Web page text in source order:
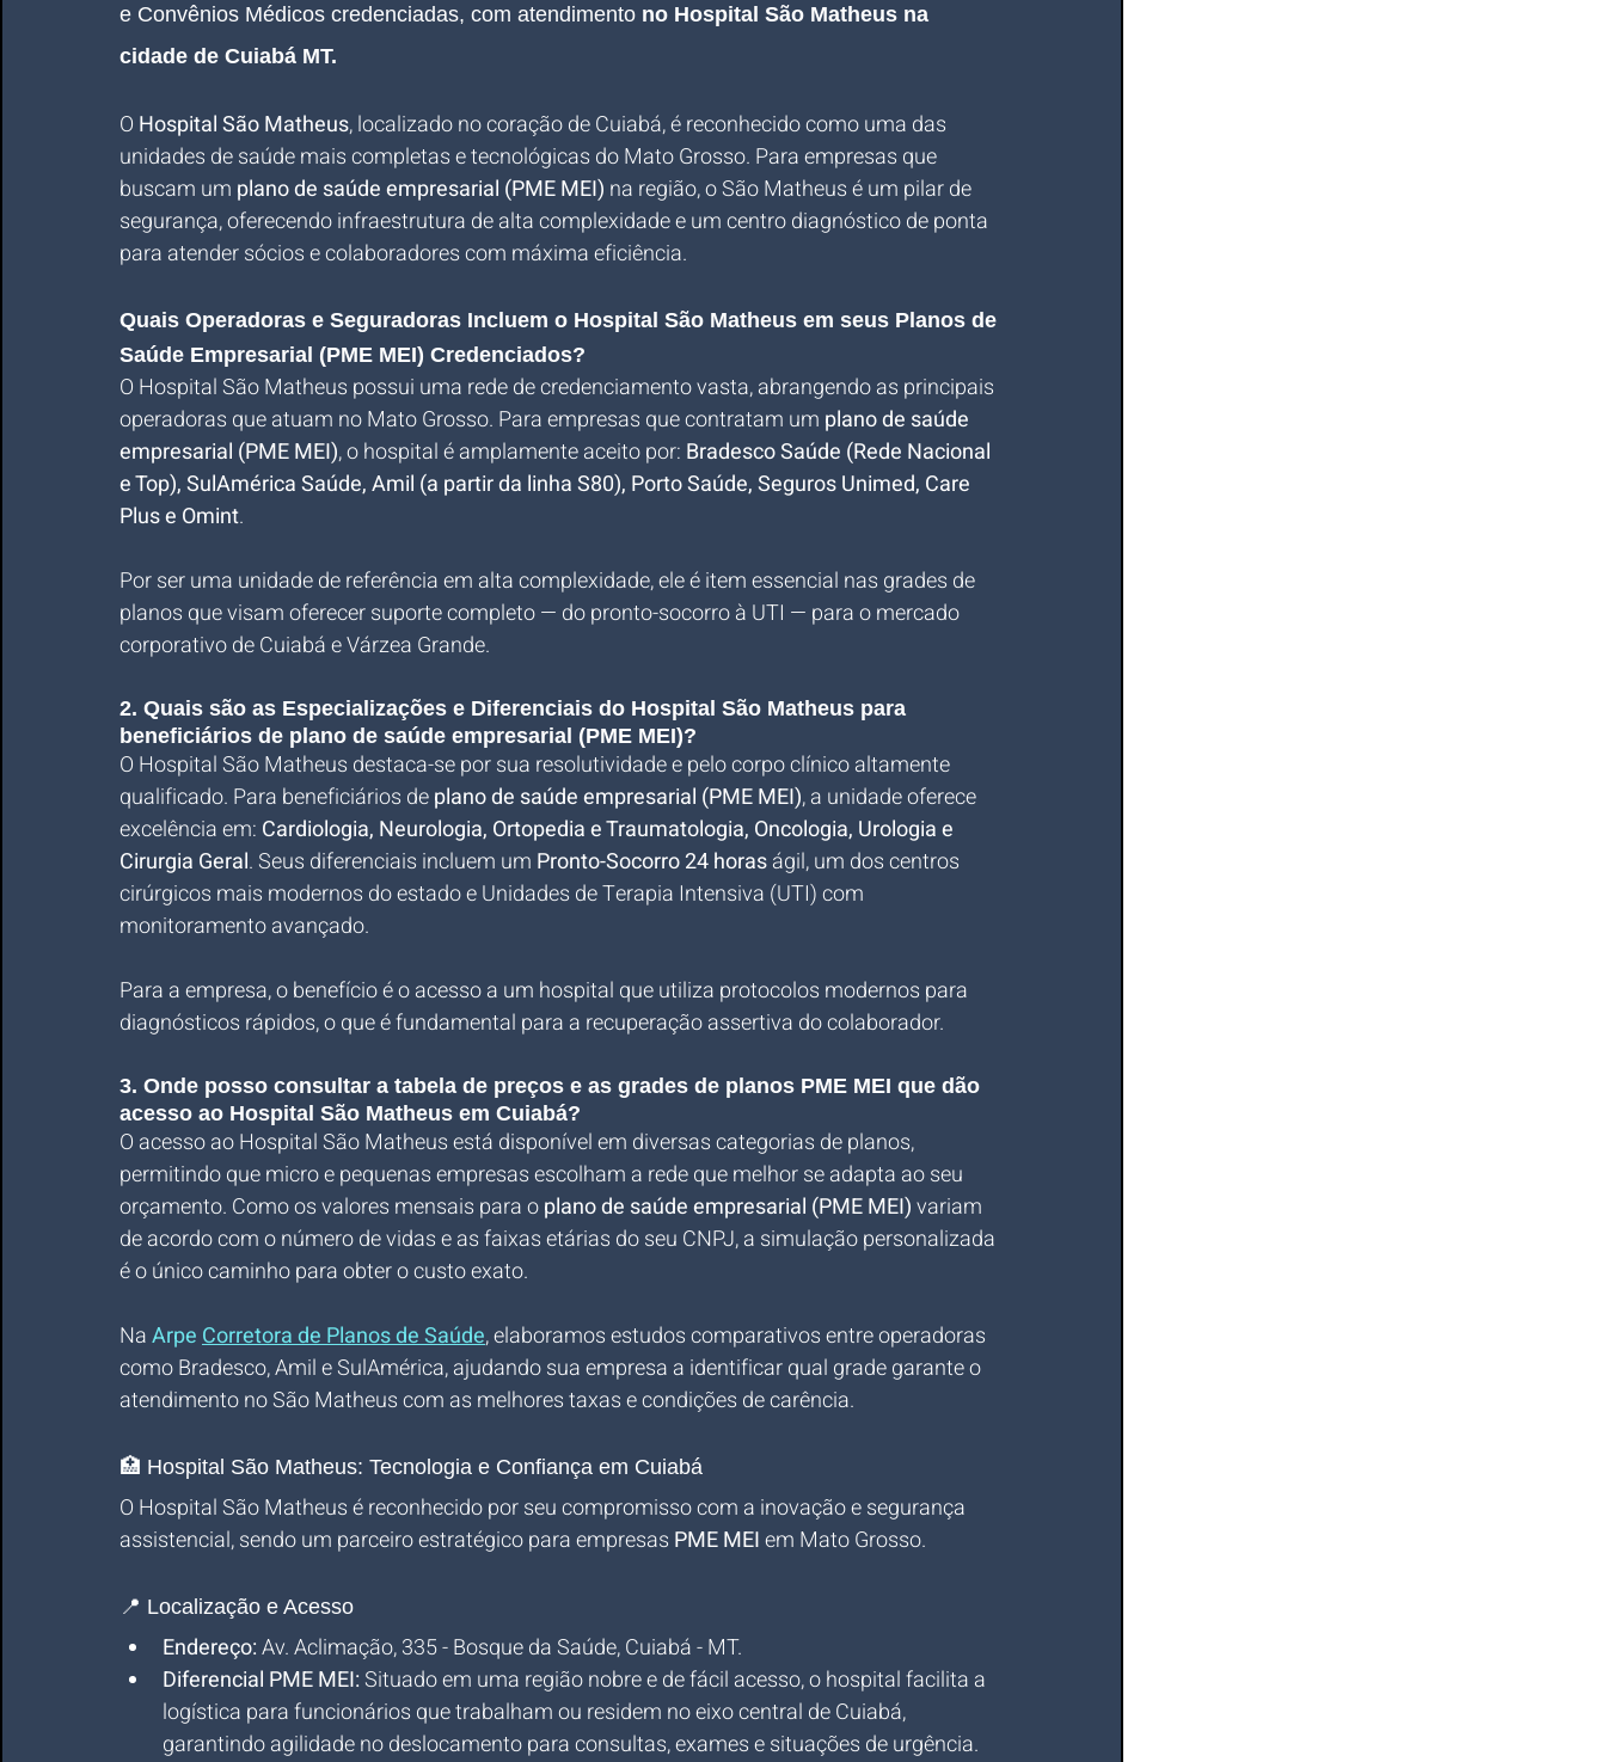
e Convênios Médicos credenciadas, com atendimento no Hospital São Matheus na
cidade de Cuiabá MT.
O Hospital São Matheus, localizado no coração de Cuiabá, é reconhecido como uma das
unidades de saúde mais completas e tecnológicas do Mato Grosso. Para empresas que
buscam um plano de saúde empresarial (PME MEI) na região, o São Matheus é um pilar de
segurança, oferecendo infraestrutura de alta complexidade e um centro diagnóstico de ponta
para atender sócios e colaboradores com máxima eficiência.
Quais Operadoras e Seguradoras Incluem o Hospital São Matheus em seus Planos de
Saúde Empresarial (PME MEI) Credenciados?
O Hospital São Matheus possui uma rede de credenciamento vasta, abrangendo as principais
operadoras que atuam no Mato Grosso. Para empresas que contratam um plano de saúde
empresarial (PME MEI), o hospital é amplamente aceito por: Bradesco Saúde (Rede Nacional
e Top), SulAmérica Saúde, Amil (a partir da linha S80), Porto Saúde, Seguros Unimed, Care
Plus e Omint.
Por ser uma unidade de referência em alta complexidade, ele é item essencial nas grades de
planos que visam oferecer suporte completo — do pronto-socorro à UTI — para o mercado
corporativo de Cuiabá e Várzea Grande.
2. Quais são as Especializações e Diferenciais do Hospital São Matheus para
beneficiários de plano de saúde empresarial (PME MEI)?
O Hospital São Matheus destaca-se por sua resolutividade e pelo corpo clínico altamente
qualificado. Para beneficiários de plano de saúde empresarial (PME MEI), a unidade oferece
excelência em: Cardiologia, Neurologia, Ortopedia e Traumatologia, Oncologia, Urologia e
Cirurgia Geral. Seus diferenciais incluem um Pronto-Socorro 24 horas ágil, um dos centros
cirúrgicos mais modernos do estado e Unidades de Terapia Intensiva (UTI) com
monitoramento avançado.
Para a empresa, o benefício é o acesso a um hospital que utiliza protocolos modernos para
diagnósticos rápidos, o que é fundamental para a recuperação assertiva do colaborador.
3. Onde posso consultar a tabela de preços e as grades de planos PME MEI que dão
acesso ao Hospital São Matheus em Cuiabá?
O acesso ao Hospital São Matheus está disponível em diversas categorias de planos,
permitindo que micro e pequenas empresas escolham a rede que melhor se adapta ao seu
orçamento. Como os valores mensais para o plano de saúde empresarial (PME MEI) variam
de acordo com o número de vidas e as faixas etárias do seu CNPJ, a simulação personalizada
é o único caminho para obter o custo exato.
Na Arpe Corretora de Planos de Saúde, elaboramos estudos comparativos entre operadoras
como Bradesco, Amil e SulAmérica, ajudando sua empresa a identificar qual grade garante o
atendimento no São Matheus com as melhores taxas e condições de carência.
🏥 Hospital São Matheus: Tecnologia e Confiança em Cuiabá
O Hospital São Matheus é reconhecido por seu compromisso com a inovação e segurança
assistencial, sendo um parceiro estratégico para empresas PME MEI em Mato Grosso.
📍 Localização e Acesso
Endereço: Av. Aclimação, 335 - Bosque da Saúde, Cuiabá - MT.
Diferencial PME MEI: Situado em uma região nobre e de fácil acesso, o hospital facilita a
logística para funcionários que trabalham ou residem no eixo central de Cuiabá,
garantindo agilidade no deslocamento para consultas, exames e situações de urgência.